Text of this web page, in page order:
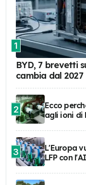
1
BYD, 7 brevetti
cambia dal 2027
2
Ecco
agli ioni di
3
L'Europa
LFP con l'AI